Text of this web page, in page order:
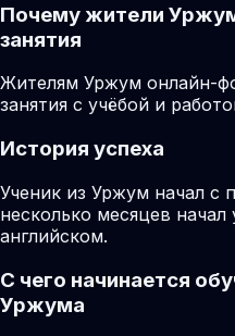
Почему жители
занятия
Жителям Уржум онлайн-
занятия с учёбой и
История успеха
Ученик из Уржум начал с
несколько месяцев
английском.
С чего начинается
Уржума